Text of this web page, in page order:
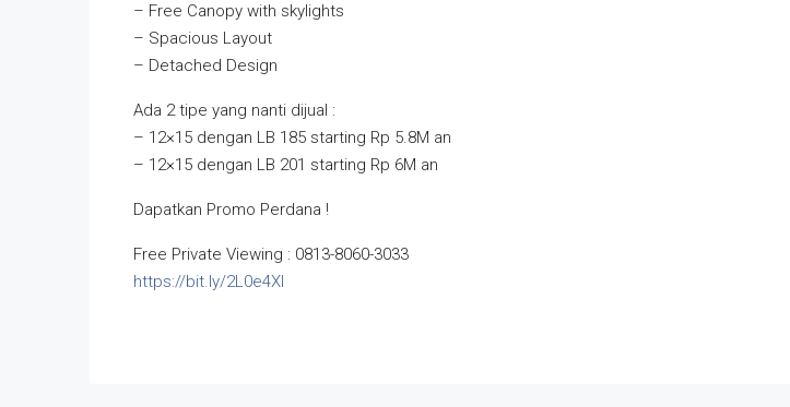
– Free Canopy with skylights
– Spacious Layout
– Detached Design
Ada 2 tipe yang nanti dijual :
– 12×15 dengan LB 185 starting Rp 5.8M an
– 12×15 dengan LB 201 starting Rp 6M an
Dapatkan Promo Perdana !
Free Private Viewing : 0813-8060-3033
https://bit.ly/2L0e4Xl